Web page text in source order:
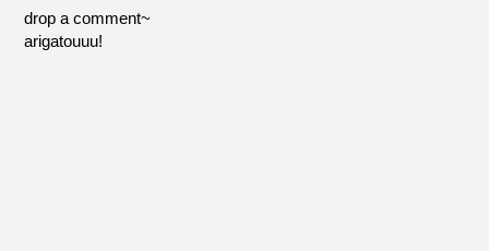
drop a comment~
arigatouuu!